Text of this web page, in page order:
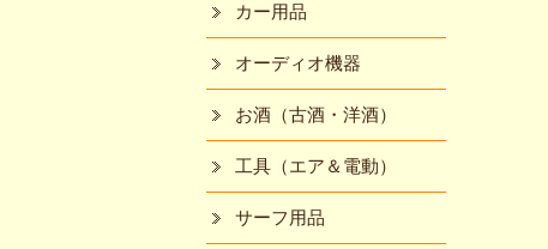
カー用品
オーディオ機器
お酒（古酒・洋酒）
工具（エア＆電動）
サーフ用品